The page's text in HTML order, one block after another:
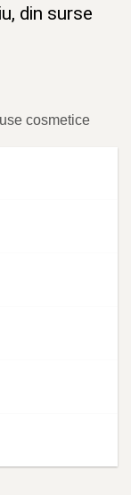
din surse
cosmetice